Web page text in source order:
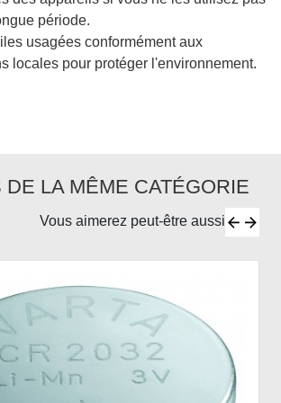
période.
usagées conformément aux
locales pour protéger l'environnement.
DE LA MÊME CATÉGORIE
Vous aimerez peut-être aussi